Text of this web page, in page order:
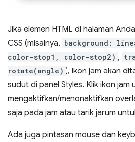
Jika elemen HTML di halaman
CSS (misalnya, background:
color-stop1, color-stop2) ,
rotate(angle) ), ikon jam akan
sudut di panel Styles. Klik ikon jam
mengaktifkan/menonaktifkan
saja pada jam atau tarik jarum
Ada juga pintasan mouse dan